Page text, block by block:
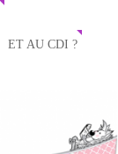
ET AU CDI ?